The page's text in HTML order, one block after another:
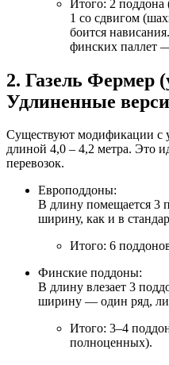
Итого: 2 поддона
1 со сдвигом
боится
финских паллет
2. Газель Фермер
Удлиненные
Существуют модификации с
длиной 4,0 – 4,2 метра. Это
перевозок.
Европоддоны:
В длину помещается 3
ширину, как и в
Итого: 6
Финские поддоны:
В длину влезает 3
ширину — один ряд,
Итого: 3–4
полноценных).